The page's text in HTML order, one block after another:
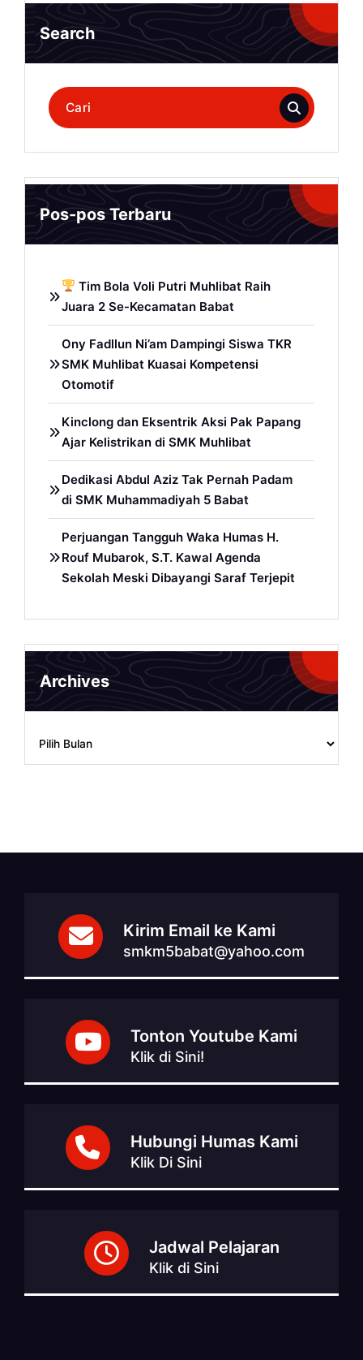
Search
Pencarian
untuk:
Pos-pos Terbaru
Tim Bola Voli Putri Muhlibat Raih
Juara 2 Se-Kecamatan Babat
Ony Fadllun Ni’am Dampingi Siswa TKR
SMK Muhlibat Kuasai Kompetensi
Otomotif
Kinclong dan Eksentrik Aksi Pak Papang
Ajar Kelistrikan di SMK Muhlibat
Dedikasi Abdul Aziz Tak Pernah Padam
di SMK Muhammadiyah 5 Babat
Perjuangan Tangguh Waka Humas H.
Rouf Mubarok, S.T. Kawal Agenda
Sekolah Meski Dibayangi Saraf Terjepit
Archives
Kirim Email ke Kami
smkm5babat@yahoo.com
Tonton Youtube Kami
Klik di Sini!
Hubungi Humas Kami
Klik Di Sini
Jadwal Pelajaran
Klik di Sini